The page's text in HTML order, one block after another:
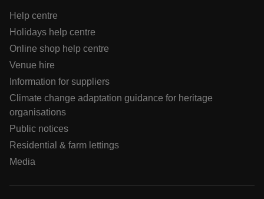
Help centre
Holidays help centre
Online shop help centre
Venue hire
Information for suppliers
Climate change adaptation guidance for heritage
organisations
Public notices
Residential & farm lettings
Media